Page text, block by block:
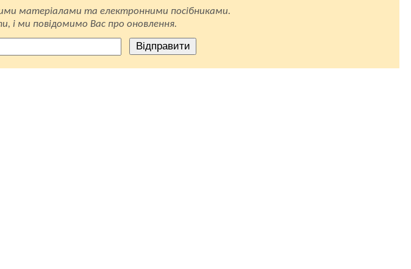
матеріалами та електронними посібниками.
і ми повідомимо Вас про оновлення.
Відправити